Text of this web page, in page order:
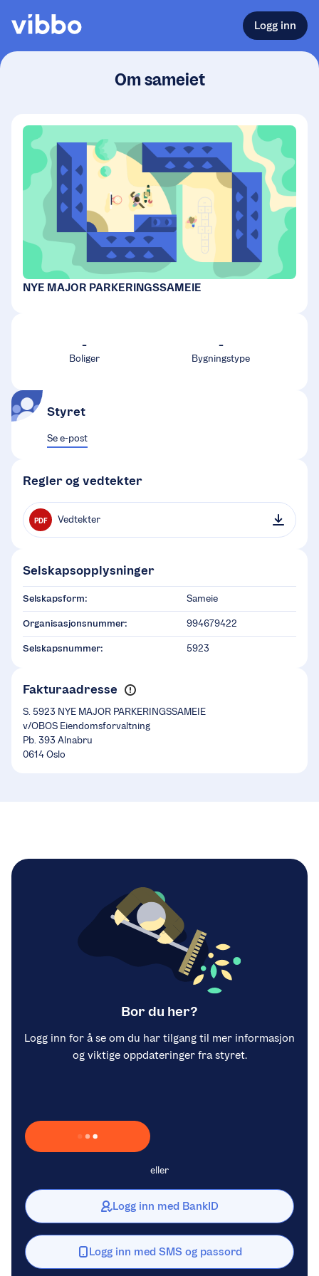
Logg inn
Om sameiet
NYE MAJOR PARKERINGSSAMEIE
-
Boliger
-
Bygningstype
Styret
Se e-post
Regler og vedtekter
PDF Vedtekter
Selskapsopplysninger
Selskapsform: Sameie
Organisasjonsnummer: 994679422
Selskapsnummer: 5923
Fakturaadresse
S. 5923 NYE MAJOR PARKERINGSSAMEIE
v/OBOS Eiendomsforvaltning
Pb. 393 Alnabru
0614 Oslo
Bor du her?
Logg inn for å se om du har tilgang til mer informasjon
og viktige oppdateringer fra styret.
Laster inn Vipps …
eller
Logg inn med BankID
Logg inn med SMS og passord